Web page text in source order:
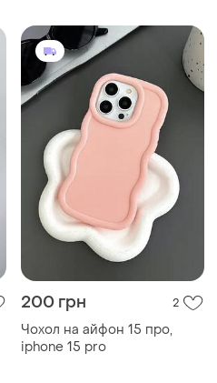
200 грн 2
Чохол на айфон 15 про,
iphone 15 pro